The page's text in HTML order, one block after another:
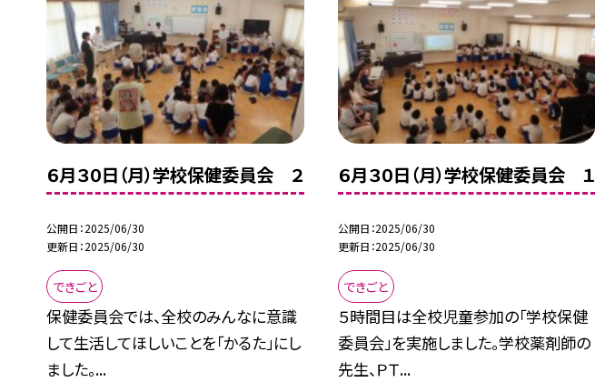
６月３０日（月）学校保健委員会 ２
公開日 2025/06/30
更新日 2025/06/30
できごと
保健委員会では、全校のみんなに意識
して生活してほしいことを「かるた」にし
ました。...
６月３０日（月）学校保健委員会 １
公開日 2025/06/30
更新日 2025/06/30
できごと
５時間目は全校児童参加の「学校保健
委員会」を実施しました。学校薬剤師の
先生、ＰＴ...